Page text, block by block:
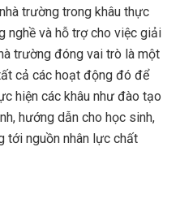
trường trong khâu thực
nghề và hỗ trợ cho việc giải
trường đóng vai trò là một
cả các hoạt động đó để
hiện các khâu như đào tạo
hướng dẫn cho học sinh,
tới nguồn nhân lực chất